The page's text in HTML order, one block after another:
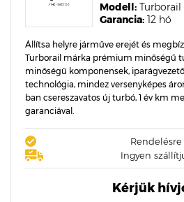
Garancia: 12 hó
Modell: Turborail
Állítsa helyre járműve erejét és
Turborail márka prémium minőségű
minőségű komponensek,
technológia, mindez versenyképes
ban csereszavatos új turbó, 1 év km
garanciával.
Rendelésre
Ingyen
Kérjük